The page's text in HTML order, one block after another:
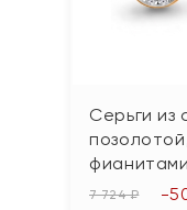
Серьги из
фианитами
7 724 ₽ -